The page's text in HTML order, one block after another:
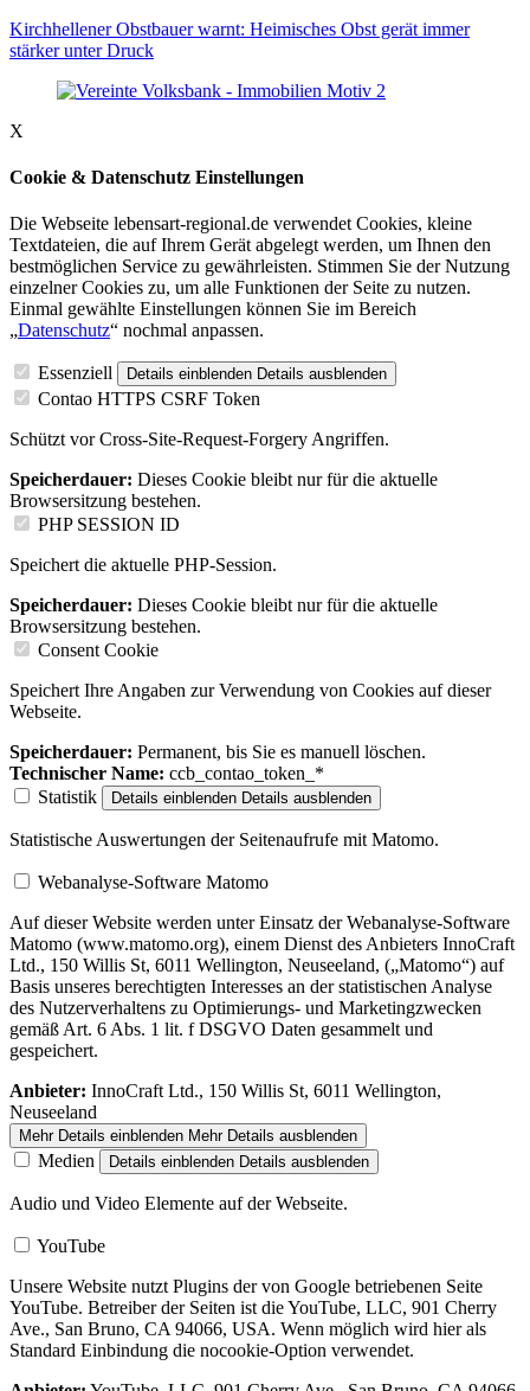
Kirchhellener Obstbauer warnt: Heimisches Obst gerät immer
stärker unter Druck
X
Cookie & Datenschutz Einstellungen
Die Webseite lebensart-regional.de verwendet Cookies, kleine
Textdateien, die auf Ihrem Gerät abgelegt werden, um Ihnen den
bestmöglichen Service zu gewährleisten. Stimmen Sie der Nutzung
einzelner Cookies zu, um alle Funktionen der Seite zu nutzen.
Einmal gewählte Einstellungen können Sie im Bereich
„Datenschutz“ nochmal anpassen.
Essenziell Details einblenden Details ausblenden
Contao HTTPS CSRF Token
Schützt vor Cross-Site-Request-Forgery Angriffen.
Speicherdauer: Dieses Cookie bleibt nur für die aktuelle
Browsersitzung bestehen.
PHP SESSION ID
Speichert die aktuelle PHP-Session.
Speicherdauer: Dieses Cookie bleibt nur für die aktuelle
Browsersitzung bestehen.
Consent Cookie
Speichert Ihre Angaben zur Verwendung von Cookies auf dieser
Webseite.
Speicherdauer: Permanent, bis Sie es manuell löschen.
Technischer Name: ccb_contao_token_*
Statistik
Details einblenden Details ausblenden
Statistische Auswertungen der Seitenaufrufe mit Matomo.
Webanalyse-Software Matomo
Auf dieser Website werden unter Einsatz der Webanalyse-Software
Matomo (www.matomo.org), einem Dienst des Anbieters InnoCraft
Ltd., 150 Willis St, 6011 Wellington, Neuseeland, („Matomo“) auf
Basis unseres berechtigten Interesses an der statistischen Analyse
des Nutzerverhaltens zu Optimierungs- und Marketingzwecken
gemäß Art. 6 Abs. 1 lit. f DSGVO Daten gesammelt und
gespeichert.
Anbieter: InnoCraft Ltd., 150 Willis St, 6011 Wellington,
Neuseeland
Mehr Details einblenden Mehr Details ausblenden
Medien Details einblenden Details ausblenden
Audio und Video Elemente auf der Webseite.
YouTube
Unsere Website nutzt Plugins der von Google betriebenen Seite
YouTube. Betreiber der Seiten ist die YouTube, LLC, 901 Cherry
Ave., San Bruno, CA 94066, USA. Wenn möglich wird hier als
Standard Einbindung die nocookie-Option verwendet.